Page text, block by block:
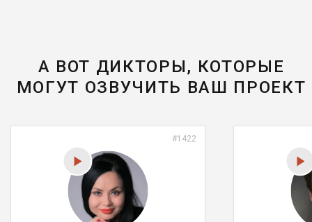
А ВОТ ДИКТОРЫ, КОТОРЫЕ
МОГУТ ОЗВУЧИТЬ ВАШ ПРОЕКТ
#1422